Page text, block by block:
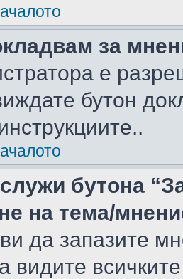
за
е
бутон
бутона
на тема/
да запазите
видите